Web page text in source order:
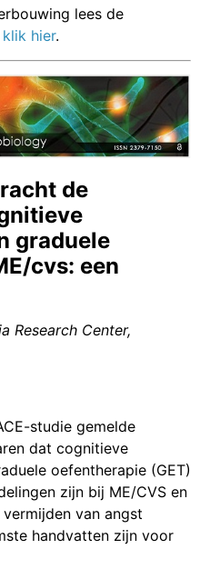
lees de
klik hier.
de
graduele
cvs: een
Research Center,
studie gemelde
dat cognitieve
oefentherapie (GET)
zijn bij ME/CVS en
van angst
handvatten zijn voor